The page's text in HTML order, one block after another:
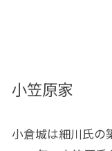
小笠原家
小倉城は細川氏の